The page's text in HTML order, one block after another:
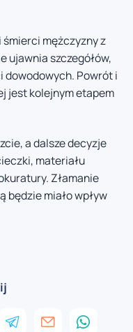
mężczyzny z
ujawnia szczegółów,
Powrót i
jest kolejnym etapem
a dalsze decyzje
materiału
Złamanie
będzie miało wpływ